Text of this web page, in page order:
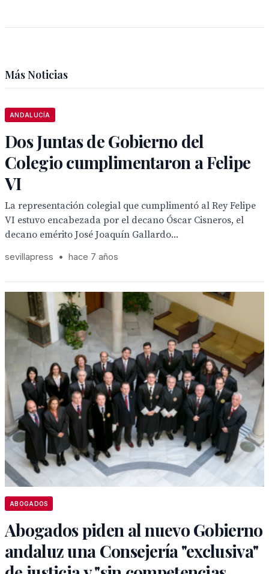
Más Noticias
ANDALUCÍA
Dos Juntas de Gobierno del
Colegio cumplimentaron a Felipe
VI
La representación colegial que cumplimentó al Rey Felipe
VI estuvo encabezada por el decano Óscar Cisneros, el
decano emérito José Joaquín Gallardo...
sevillapress • hace 7 años
ABOGADOS
Abogados piden al nuevo Gobierno
andaluz una Consejería "exclusiva"